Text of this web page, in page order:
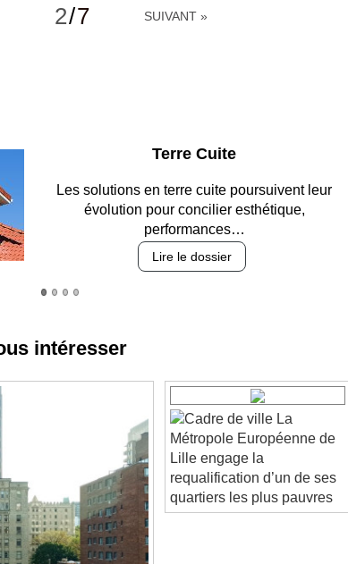
2/7 SUIVANT »
Parking et garages
Entre circulation, sécurisation des accès, durabilité
des revêtements et intégration…
Lire le dossier
Métropole Européenne de
Lille engage la
requalification d’un de ses
quartiers les plus pauvres